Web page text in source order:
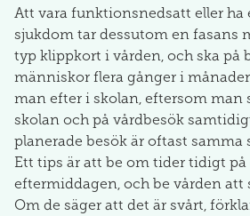
Att vara funktionsnedsatt eller ha
sjukdom tar dessutom en fasans
typ klippkort i vården, och ska på
människor flera gånger i
man efter i skolan, eftersom man
skolan och på vårdbesök
planerade besök är oftast samma
Ett tips är att be om tider tidigt på
eftermiddagen, och be vården att
Om de säger att det är svårt,